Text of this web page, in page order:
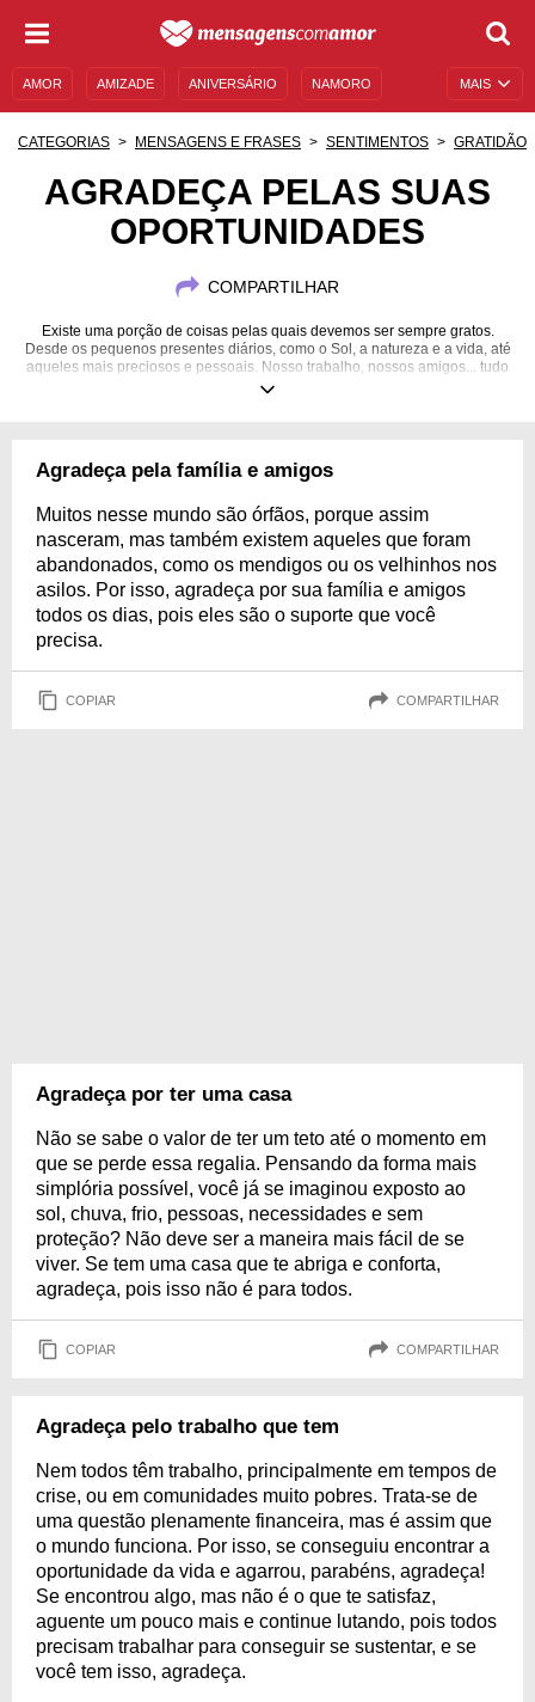
MAIS
AMOR AMIZADE ANIVERSÁRIO NAMORO
MENSAGENS E FRASES MENSAGENS DE ANIVERSÁRIO
CATEGORIAS MENSAGENS E FRASES SENTIMENTOS GRATIDÃO
AGRADEÇA PELAS SUAS
OPORTUNIDADES
COMPARTILHAR
Existe uma porção de coisas pelas quais devemos ser sempre gratos.
Desde os pequenos presentes diários, como o Sol, a natureza e a vida, até
aqueles mais preciosos e pessoais. Nosso trabalho, nossos amigos... tudo
é motivo de agradecimento, porque somos privilegiados em poder
Agradeça pela família e amigos
Muitos nesse mundo são órfãos, porque assim
nasceram, mas também existem aqueles que foram
abandonados, como os mendigos ou os velhinhos nos
asilos. Por isso, agradeça por sua família e amigos
todos os dias, pois eles são o suporte que você
precisa.
COPIAR COMPARTILHAR
Agradeça por ter uma casa
Não se sabe o valor de ter um teto até o momento em
que se perde essa regalia. Pensando da forma mais
simplória possível, você já se imaginou exposto ao
sol, chuva, frio, pessoas, necessidades e sem
proteção? Não deve ser a maneira mais fácil de se
viver. Se tem uma casa que te abriga e conforta,
agradeça, pois isso não é para todos.
COPIAR COMPARTILHAR
Agradeça pelo trabalho que tem
Nem todos têm trabalho, principalmente em tempos de
crise, ou em comunidades muito pobres. Trata-se de
uma questão plenamente financeira, mas é assim que
o mundo funciona. Por isso, se conseguiu encontrar a
oportunidade da vida e agarrou, parabéns, agradeça!
Se encontrou algo, mas não é o que te satisfaz,
aguente um pouco mais e continue lutando, pois todos
precisam trabalhar para conseguir se sustentar, e se
você tem isso, agradeça.